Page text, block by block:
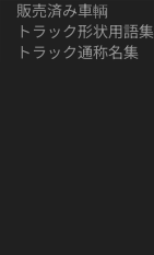
販売済み車輌
トラック形状用語集
トラック通称名集